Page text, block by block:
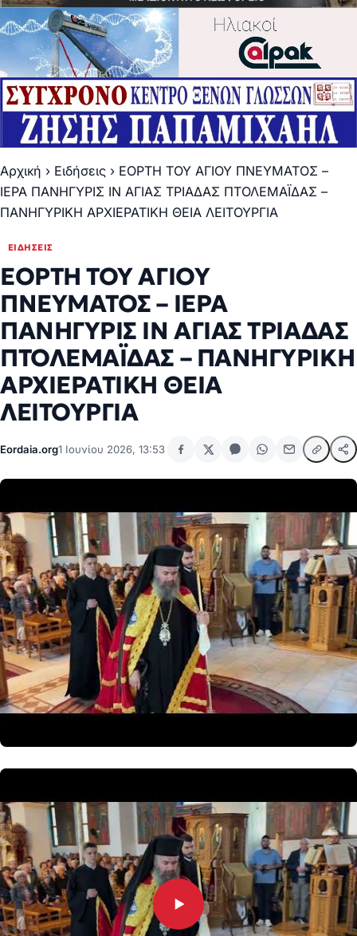
Αρχική › Ειδήσεις › ΕΟΡΤΗ ΤΟΥ ΑΓΙΟΥ ΠΝΕΥΜΑΤΟΣ –
ΙΕΡΑ ΠΑΝΗΓΥΡΙΣ ΙΝ ΑΓΙΑΣ ΤΡΙΑΔΑΣ ΠΤΟΛΕΜΑΪΔΑΣ –
ΠΑΝΗΓΥΡΙΚΗ ΑΡΧΙΕΡΑΤΙΚΗ ΘΕΙΑ ΛΕΙΤΟΥΡΓΙΑ
ΕΙΔΉΣΕΙΣ
ΕΟΡΤΗ ΤΟΥ ΑΓΙΟΥ
ΠΝΕΥΜΑΤΟΣ – ΙΕΡΑ
ΠΑΝΗΓΥΡΙΣ ΙΝ ΑΓΙΑΣ ΤΡΙΑΔΑΣ
ΠΤΟΛΕΜΑΪΔΑΣ – ΠΑΝΗΓΥΡΙΚΗ
ΑΡΧΙΕΡΑΤΙΚΗ ΘΕΙΑ
ΛΕΙΤΟΥΡΓΙΑ
Eordaia.org1 Ιουνίου 2026, 13:53